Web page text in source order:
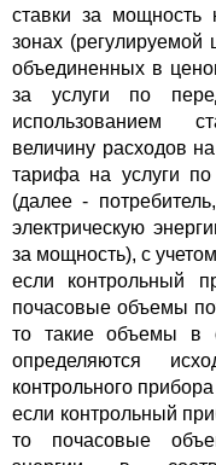
ставки за мощность
зонах
объединенных в
за услуги по
использованием
величину расходов
тарифа на услуги по
(далее -
электрическую
за мощность), с
если контрольный
почасовые объемы
то такие объемы в
определяются
контрольного прибора
если контрольный
то почасовые